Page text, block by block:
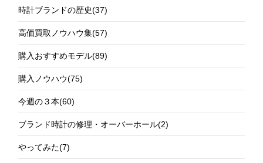
時計ブランドの歴史(37)
高価買取ノウハウ集(57)
購入おすすめモデル(89)
購入ノウハウ(75)
今週の３本(60)
ブランド時計の修理・オーバーホール(2)
やってみた(7)